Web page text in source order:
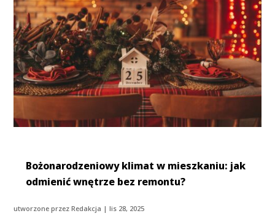
Bożonarodzeniowy klimat w mieszkaniu: jak
odmienić wnętrze bez remontu?
utworzone przezRedakcja |lis 28, 2025